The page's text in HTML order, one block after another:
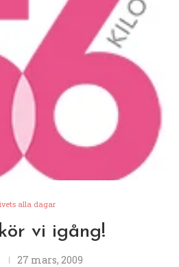
alla dagar
vi igång!
27 mars, 2009